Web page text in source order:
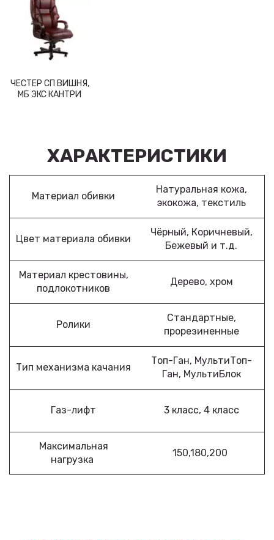
ЧЕСТЕР СП ВИШНЯ,
МБ ЭКС КАНТРИ
ХАРАКТЕРИСТИКИ
Материал обивки
Натуральная кожа,
экокожа, текстиль
Цвет материала обивки
Чёрный, Коричневый,
Бежевый и т.д.
Материал крестовины,
подлокотников
Дерево, хром
Ролики
Стандартные,
прорезиненные
Тип механизма качания
Топ-Ган, МультиТоп-
Ган, МультиБлок
Газ-лифт 3 класс, 4 класс
Максимальная
нагрузка
150,180,200